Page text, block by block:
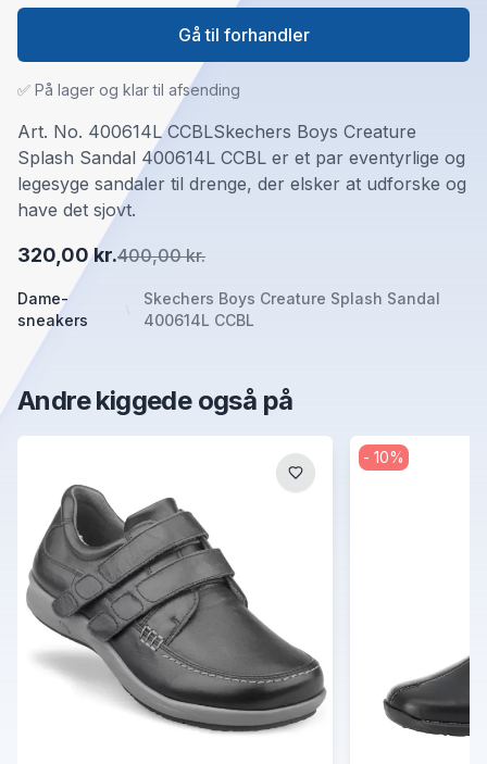
Dame-
sneakers
Skechers Boys Creature Splash Sandal
400614L CCBL
320,00 kr.400,00 kr.
Art. No. 400614L CCBLSkechers Boys Creature
Splash Sandal 400614L CCBL er et par eventyrlige og
legesyge sandaler til drenge, der elsker at udforske og
have det sjovt.
✅ På lager og klar til afsending
Gå til forhandler
Andre kiggede også på
- 10%